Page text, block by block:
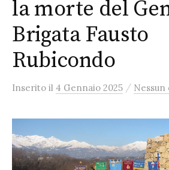
la morte del
Brigata Fausto
Rubicondo
Inserito il 4 Gennaio 2025 /